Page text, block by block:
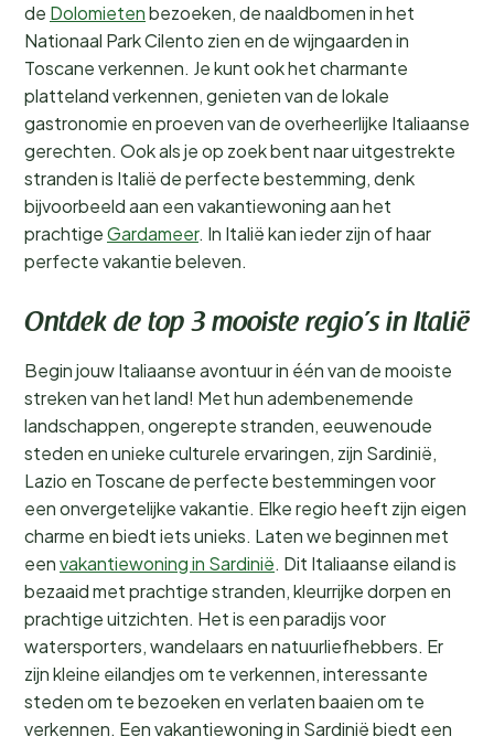
de Dolomietenbezoeken, de naaldbomen in het
Nationaal Park Cilento zien en de wijngaarden in
Toscane verkennen. Je kunt ook het charmante
platteland verkennen, genieten van de lokale
gastronomie en proeven van de overheerlijke Italiaanse
gerechten. Ook als je op zoek bent naar uitgestrekte
stranden is Italië de perfecte bestemming, denk
bijvoorbeeld aan een vakantiewoning aan het
prachtigeGardameer. In Italië kan ieder zijn of haar
perfecte vakantie beleven.
Ontdek de top 3 mooiste regio’s in Italië
Begin jouw Italiaanse avontuur in één van de mooiste
streken van het land! Met hun adembenemende
landschappen, ongerepte stranden, eeuwenoude
steden en unieke culturele ervaringen, zijn Sardinië,
Lazio en Toscane de perfecte bestemmingen voor
een onvergetelijke vakantie. Elke regio heeft zijn eigen
charme en biedt iets unieks. Laten we beginnen met
eenvakantiewoning in Sardinië. Dit Italiaanse eiland is
bezaaid met prachtige stranden, kleurrijke dorpen en
prachtige uitzichten. Het is een paradijs voor
watersporters, wandelaars en natuurliefhebbers. Er
zijn kleine eilandjes om te verkennen, interessante
steden om te bezoeken en verlaten baaien om te
verkennen. Een vakantiewoning in Sardinië biedt een